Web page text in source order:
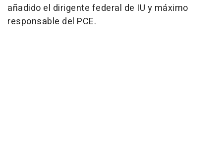
añadido el dirigente federal de IU y máximo
responsable del PCE.